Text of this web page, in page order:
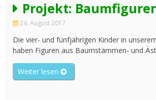
Projekt:
24. August 2017
Die vier- und fünfjährigen Kinder in
haben Figuren aus Baumstämmen- und
Weiter lesen „Projekt:
Baumfiguren“